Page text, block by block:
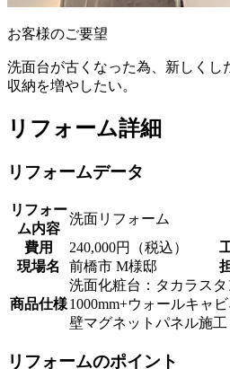
お客様のご要望
洗面台が古くなった為、新しくし
収納を増やしたい。
リフォーム詳細
リフォームデータ
リフォー
ム内容
洗面リフォーム
費用
240,000円（税込）
現場名
前橋市 M様邸
商品仕様
洗面化粧台：タカラス
1000mm+ウォールキャビ
壁マグネットパネル施工
リフォームのポイント